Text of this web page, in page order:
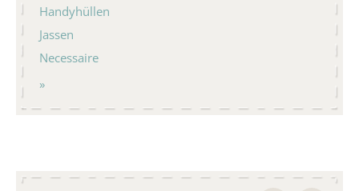
Handyhüllen
Jassen
Necessaire